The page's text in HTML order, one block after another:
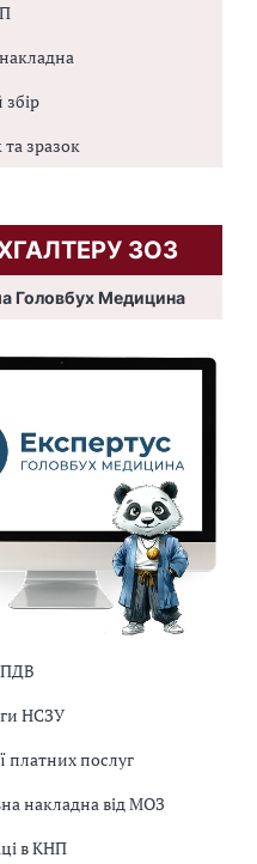
зразок
ЗОЗ
Головбух Медицина
НСЗУ
платних послуг
накладна від МОЗ
в КНП